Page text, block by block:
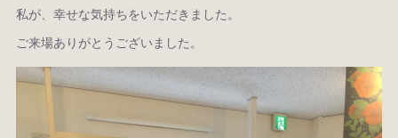
2018年あしあと
私が、幸せな気持ちをいただきました。
ご来場ありがとうございました。